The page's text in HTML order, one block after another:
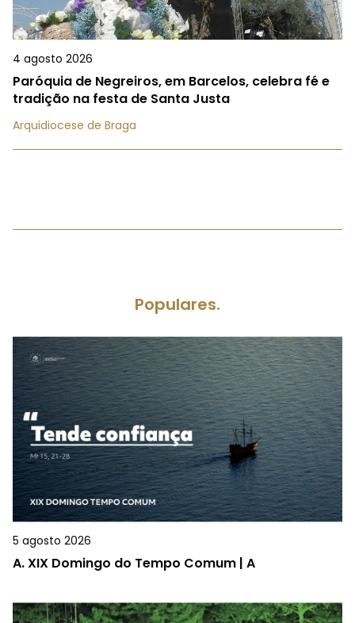
4 agosto 2026
Paróquia de Negreiros, em Barcelos, celebra fé e
tradição na festa de Santa Justa
Arquidiocese de Braga
Populares.
5 agosto 2026
A.XIX Domingo do Tempo Comum | A